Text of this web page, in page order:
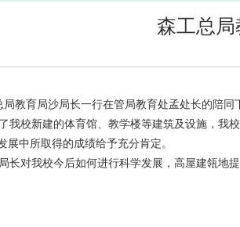
森工总
教育局沙局长一行在管局教育处孟处长的陪
校新建的体育馆、教学楼等建筑及设施，我
展中所取得的成绩给予充分肯定。
对我校今后如何进行科学发展，高屋建瓴地